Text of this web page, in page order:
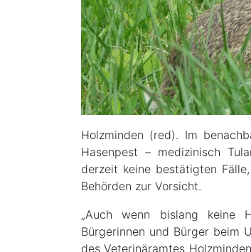
Holzminden (red). Im
Hasenpest – medizinisch
derzeit keine bestätigten
Behörden zur Vorsicht.
„Auch wenn bislang keine
Bürgerinnen und Bürger beim
des Veterinäramtes